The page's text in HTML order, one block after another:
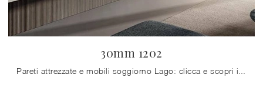
30mm 1202